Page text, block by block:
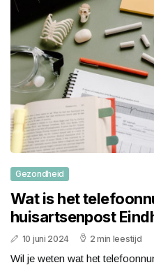
Gezondheid
Wat is het
huisartsenpost
10 juni 2024 2 min leestijd
Wil je weten wat het